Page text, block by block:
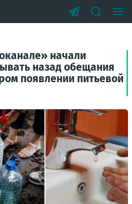
начали
назад обещания
появлении питьевой